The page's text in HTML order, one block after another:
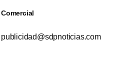
Comercial
publicidad@sdpnoticias.com